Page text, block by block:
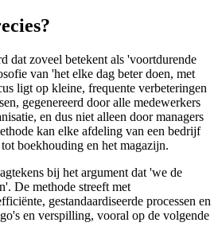
dat zoveel betekent als 'voortdurende
van 'het elke dag beter doen, met
ligt op kleine, frequente verbeteringen
gegenereerd door alle medewerkers
en dus niet alleen door managers
kan elke afdeling van een bedrijf
boekhouding en het magazijn.
bij het argument dat 'we de
De methode streeft met
gestandaardiseerde processen en
en verspilling, vooral op de volgende